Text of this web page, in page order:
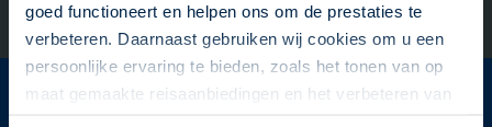
goed functioneert en helpen ons om de prestaties te
verbeteren. Daarnaast gebruiken wij cookies om u een
persoonlijke ervaring te bieden, zoals het tonen van op
maat gemaakte reisaanbiedingen en het verbeteren van
©2024 Style in Travel - All Rights Reserved | De specialist op het
gebied van fly-drives en roadtrips
Style in Travel